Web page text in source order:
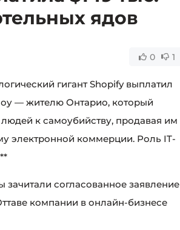
ядов
0 1
гигант Shopify выплатил
— жителю Онтарио, который
к самоубийству, продавая им
электронной коммерции. Роль IT-
согласованное заявление
компании в онлайн-бизнесе